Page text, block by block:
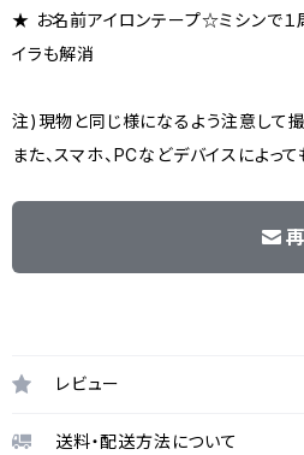
★ お名前アイロンテープ☆ミシンで１
イラも解消
注)現物と同じ様になるよう注意して
また、スマホ、PCなどデバイスによっ
レビュー
送料・配送方法について